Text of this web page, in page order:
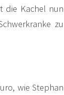
die Kachel nun
zu
wie Stephan